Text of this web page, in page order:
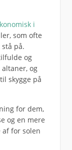
i
som ofte
på.
og
og
skygge på
for dem,
og en mere
for solen